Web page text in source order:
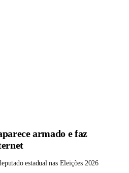
armado e faz
estadual nas Eleições 2026